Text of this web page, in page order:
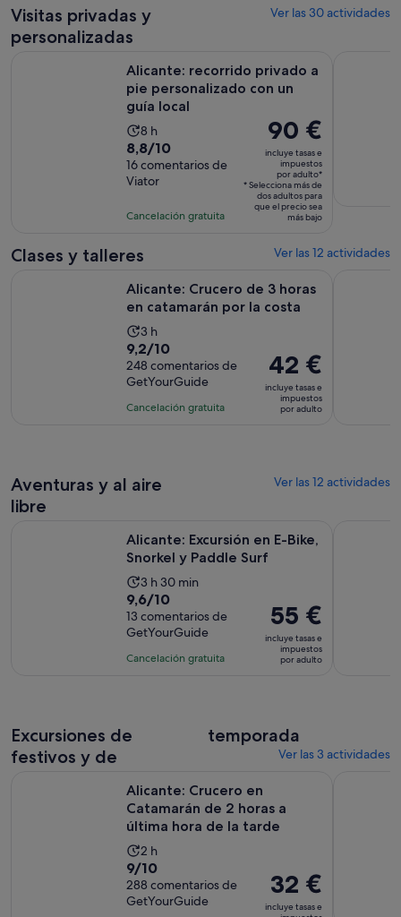
de
comentarios
por
Visitas privadas y
personalizadas
Ver las 30 actividades
Alicante: recorrido privado a
pie personalizado con un
guía local
La
duración
de
la
es
8 horas
8 h
8.8
sobre
10
16
8,8/10
16 comentarios de
Viator
Cancelación gratuita
El
precio
es
de
90 €
por
90 €
incluye tasas e
impuestos
por adulto*
* Selecciona más de
dos adultos para
que el precio sea
más bajo
Clases y talleres Ver las 12 actividades
Alicante: Crucero de 3 horas
en catamarán por la costa
La
duración
de
la
actividad
3 h
9.2
sobre
10
con
9,2/10
248 comentarios de
GetYourGuide
Cancelación gratuita
El
precio
es
de
42 €
incluye tasas e
impuestos
por adulto
Aventuras y al aire
libre
Ver las 12 actividades
Alicante: Excursión en E-Bike,
Snorkel y Paddle Surf
La
duración
de
la
actividad
3 h 30 min
9.6
sobre
10
con
9,6/10
13 comentarios de
GetYourGuide
Cancelación gratuita
El
precio
es
de
55 €
incluye tasas e
impuestos
por adulto
Excursiones de
festivos y de
temporada
Ver las 3 actividades
Alicante: Crucero en
Catamarán de 2 horas a
última hora de la tarde
La
duración
de
la
2 h
9.0
sobre
10
9/10
288 comentarios de
GetYourGuide
El
precio
32 €
incluye tasas e